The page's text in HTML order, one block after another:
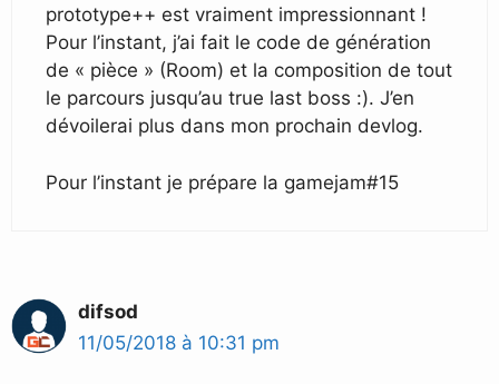
prototype++ est vraiment impressionnant !
Pour l’instant, j’ai fait le code de génération
de « pièce » (Room) et la composition de tout
le parcours jusqu’au true last boss :). J’en
dévoilerai plus dans mon prochain devlog.
Pour l’instant je prépare la gamejam#15
difsod
11/05/2018 à 10:31 pm